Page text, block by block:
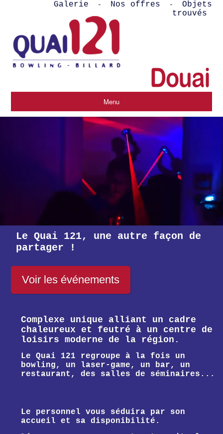
Galerie - Nos offres -
Objets
trouvés
Menu
Le Quai 121, une autre façon de
partager !
Voir les événements
Complexe unique alliant un cadre
chaleureux et feutré à un centre de
loisirs moderne de la région.
Le Quai 121 regroupe à la fois un
bowling, un laser-game, un bar, un
restaurant, des salles de séminaires...
Le personnel vous séduira par son
accueil et sa disponibilité.